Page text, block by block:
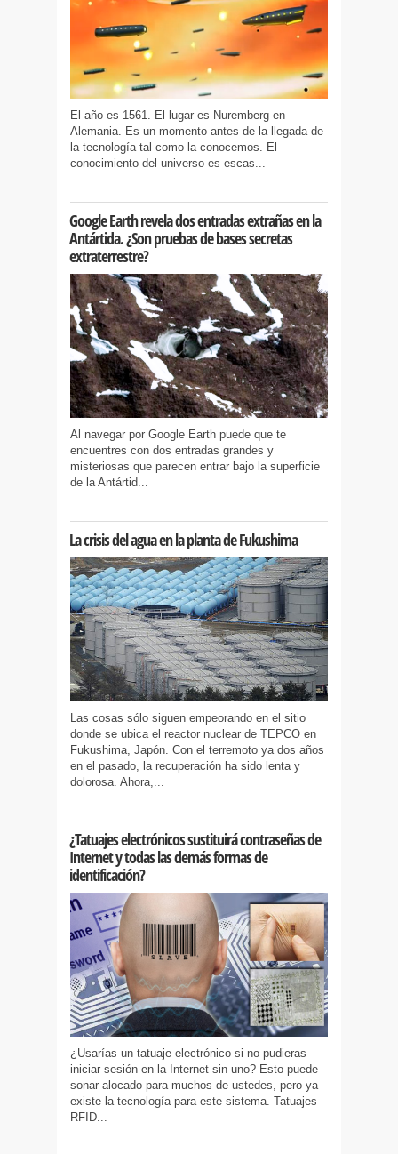
El año es 1561. El lugar es Nuremberg en
Alemania. Es un momento antes de la llegada de
la tecnología tal como la conocemos. El
conocimiento del universo es escas...
Google Earth revela dos entradas extrañas en la
Antártida. ¿Son pruebas de bases secretas
extraterrestre?
Al navegar por Google Earth puede que te
encuentres con dos entradas grandes y
misteriosas que parecen entrar bajo la superficie
de la Antártid...
La crisis del agua en la planta de Fukushima
Las cosas sólo siguen empeorando en el sitio
donde se ubica el reactor nuclear de TEPCO en
Fukushima, Japón. Con el terremoto ya dos años
en el pasado, la recuperación ha sido lenta y
dolorosa. Ahora,...
¿Tatuajes electrónicos sustituirá contraseñas de
Internet y todas las demás formas de
identificación?
¿Usarías un tatuaje electrónico si no pudieras
iniciar sesión en la Internet sin uno? Esto puede
sonar alocado para muchos de ustedes, pero ya
existe la tecnología para este sistema. Tatuajes
RFID...